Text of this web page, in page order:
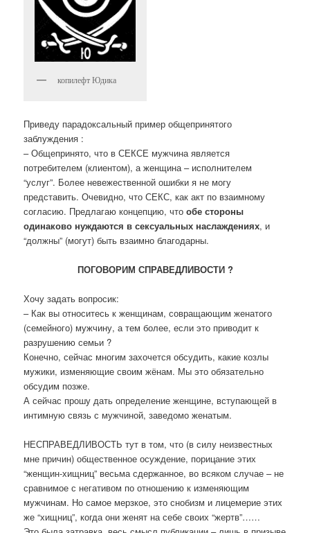
копилефт Юдика
Приведу парадоксальный пример общепринятого
заблуждения :
– Общепринято, что в СЕКСЕ мужчина является
потребителем (клиентом), а женщина – исполнителем
“услуг”. Более невежественной ошибки я не могу
представить. Очевидно, что СЕКС, как акт по взаимному
согласию. Предлагаю концепцию, чтообе стороны
одинаково нуждаются в сексуальных наслаждениях, и
“должны” (могут) быть взаимно благодарны.
ПОГОВОРИМ СПРАВЕДЛИВОСТИ ?
Хочу задать вопросик:
– Как вы относитесь к женщинам, совращающим женатого
(семейного) мужчину, а тем более, если это приводит к
разрушению семьи ?
Конечно, сейчас многим захочется обсудить, какие козлы
мужики, изменяющие своим жёнам. Мы это обязательно
обсудим позже.
А сейчас прошу дать определение женщине, вступающей в
интимную связь с мужчиной, заведомо женатым.
НЕСПРАВЕДЛИВОСТЬ тут в том, что (в силу неизвестных
мне причин) общественное осуждение, порицание этих
“женщин-хищниц” весьма сдержанное, во всяком случае – не
сравнимое с негативом по отношению к изменяющим
мужчинам. Но самое мерзкое, это снобизм и лицемерие этих
же “хищниц”, когда они женят на себе своих “жертв”……